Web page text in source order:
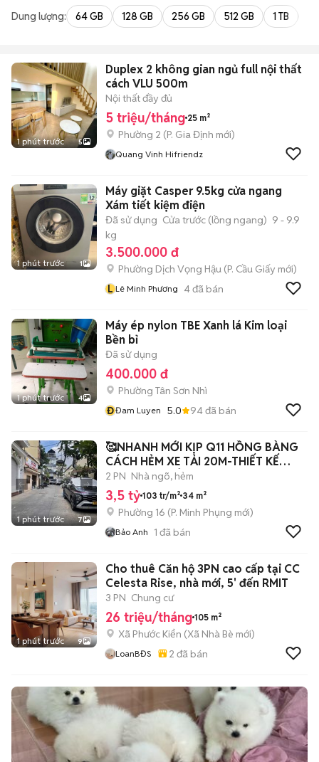
Dung lượng: 64 GB 128 GB 256 GB 512 GB 1 TB
1 phút trước 5
Duplex 2 không gian ngủ full nội thất
cách VLU 500m
Nội thất đầy đủ
5 triệu/tháng 25 m²
Phường 2 (P. Gia Định mới)
Quang Vinh Hifriendz
1 phút trước 1
Máy giặt Casper 9.5kg cửa ngang
Xám tiết kiệm điện
Đã sử dụng Cửa trước (lồng ngang) 9 - 9.9
kg
3.500.000 đ
Phường Dịch Vọng Hậu (P. Cầu Giấy mới)
L Lê Minh Phương 4đã bán
1 phút trước 4
Máy ép nylon TBE Xanh lá Kim loại
Bền bỉ
Đã sử dụng
400.000 đ
Phường Tân Sơn Nhì
ĐĐam Luyen 5.0 94đã bán
1 phút trước 7
🥰NHANH MỚI KỊP Q11 HỒNG BÀNG
CÁCH HẺM XE TẢI 20M-THIẾT KẾ
ĐEP-HƠN 3 TỶ
2 PN Nhà ngõ, hẻm
3,5 tỷ 103 tr/m² 34 m²
Phường 16 (P. Minh Phụng mới)
Bảo Anh 1 đã bán
1 phút trước 9
Cho thuê Căn hộ 3PN cao cấp tại CC
Celesta Rise, nhà mới, 5' đến RMIT
3 PN Chung cư
26 triệu/tháng 105 m²
Xã Phước Kiển (Xã Nhà Bè mới)
LoanBĐS 2 đã bán